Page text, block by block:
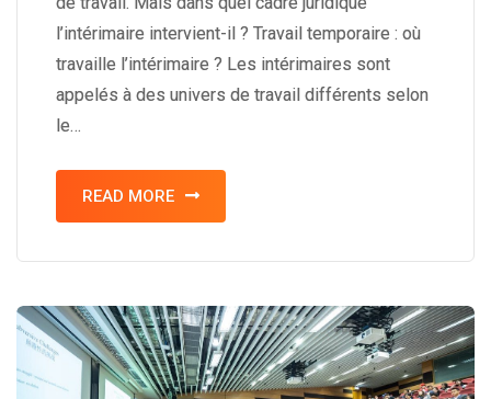
l’intérimaire intervient-il ? Travail temporaire : où
travaille l’intérimaire ? Les intérimaires sont
appelés à des univers de travail différents selon
le…
READ MORE